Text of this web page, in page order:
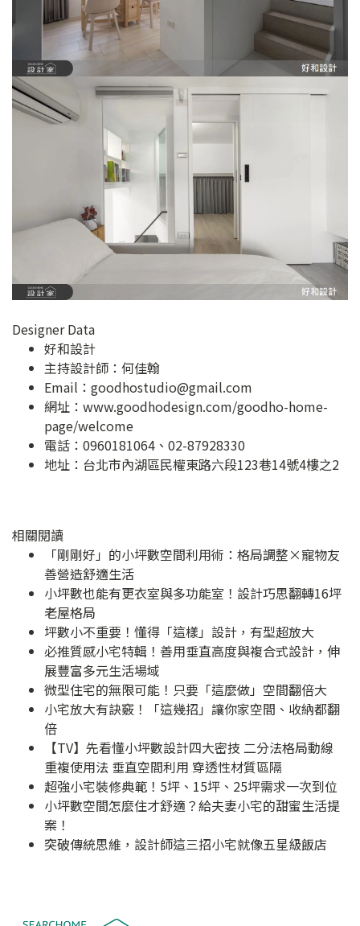
Designer Data
好和設計
主持設計師：何佳翰
Email： goodhostudio@gmail.com
網址： www.goodhodesign.com/goodho-home-
page/welcome
電話：0960181064、02-87928330
地址： 台北市內湖區民權東路六段123巷14號4樓之2
相關閱讀
「剛剛好」的小坪數空間利用術：格局調整×寵物友
善營造舒適生活
小坪數也能有更衣室與多功能室！設計巧思翻轉16坪
老屋格局
坪數小不重要！懂得「這樣」設計，有型超放大
必推質感小宅特輯！善用垂直高度與複合式設計，伸
展豐富多元生活場域
微型住宅的無限可能！只要「這麼做」空間翻倍大
小宅放大有訣竅！「這幾招」讓你家空間、收納都翻
倍
【TV】先看懂小坪數設計四大密技 二分法格局動線
重複使用法 垂直空間利用 穿透性材質區隔
超強小宅裝修典範！5坪、15坪、25坪需求一次到位
小坪數空間怎麼住才舒適？給夫妻小宅的甜蜜生活提
案！
突破傳統思維，設計師這三招小宅就像五星級飯店